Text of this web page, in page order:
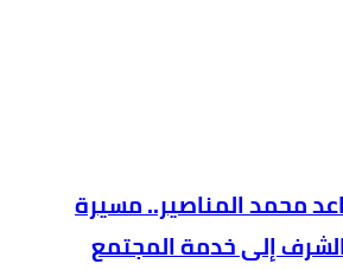
محمد المناصير.. مسيرة
إلى خدمة المجتمع